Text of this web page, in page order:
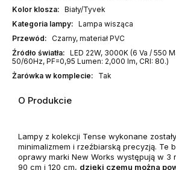
Kolor klosza: Biały/Tyvek
Kategoria lampy: Lampa wisząca
Przewód: Czarny, materiał PVC
Źródło światła: LED 22W, 3000K (6 Va / 550
50/60Hz, PF=0,95 Lumen: 2,000 lm, CRI: 80.)
Żarówka w komplecie:
Tak
O Produkcie
Lampy z kolekcji Tense wykonane
minimalizmem i rzeźbiarską precyzją. Te
oprawy marki New Works występują w 3
90 cm i 120 cm, dzięki czemu można